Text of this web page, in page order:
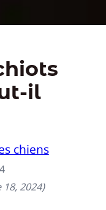
il
chiens
2024)